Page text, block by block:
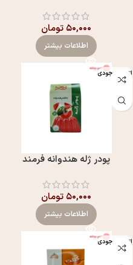
۵۰,۰۰۰ تومان
اطلاعات بیشتر
اتمام موجودی
پودر ژله هندوانه فرمند
۵۰,۰۰۰ تومان
اطلاعات بیشتر
اتمام موجودی